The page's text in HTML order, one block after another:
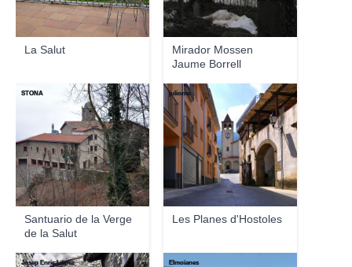
La Salut
Mirador Mossen
Jaume Borrell
Santuario de la Verge
de la Salut
STONA
Les Planes d'Hostoles
juliome
Josep Enric López Elmoianes